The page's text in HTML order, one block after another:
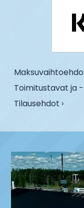
Toimitustavat ja -
Tilausehdot ›